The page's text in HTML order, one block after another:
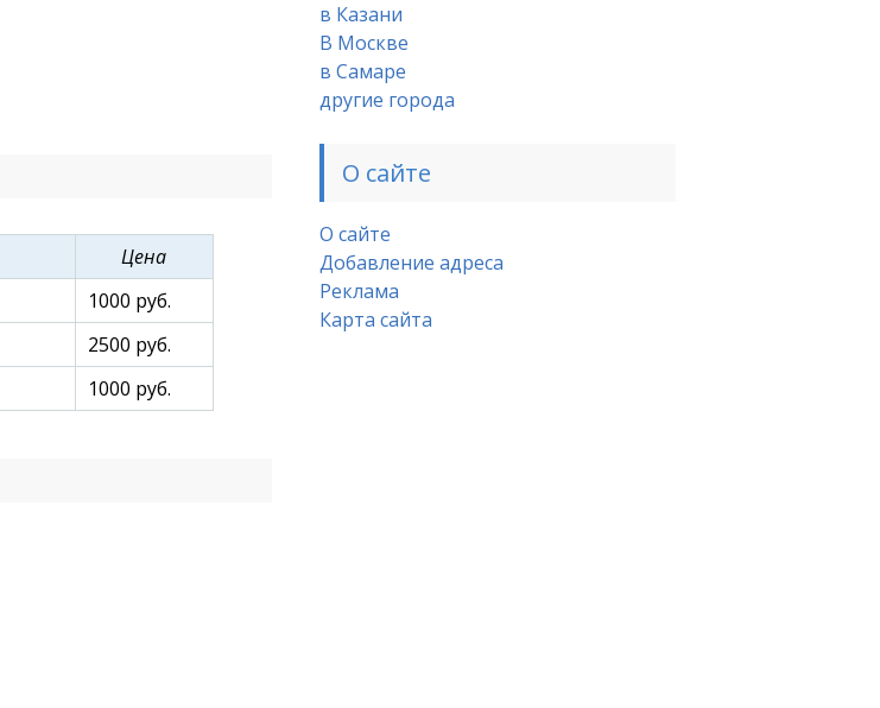
Цена
1000 руб.
2500 руб.
1000 руб.
в Казани
В Москве
в Самаре
другие города
О сайте
О сайте
Добавление адреса
Реклама
Карта сайта